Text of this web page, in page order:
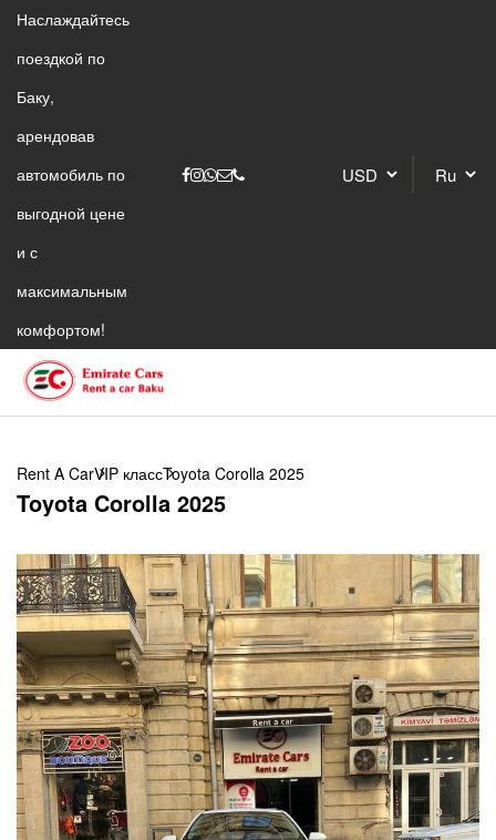
Наслаждайтесь
поездкой по
Баку,
арендовав
автомобиль по
выгодной цене
и с
максимальным
комфортом!
Rent A CarVIP классToyota Corolla 2025
Toyota Corolla 2025